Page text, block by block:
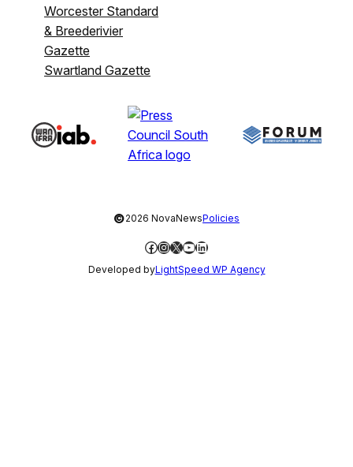
Worcester Standard
& Breederivier
Gazette
Swartland Gazette
©2026 NovaNewsPolicies
Facebook
Instagram
X YouTube
LinkedIn
Developed byLightSpeed WP Agency